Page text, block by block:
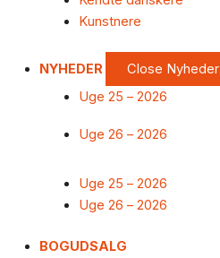
Kunstnere
NYHEDER Close Nyheder
Uge 25 – 2026
Uge 26 – 2026
Uge 25 – 2026
Uge 26 – 2026
BOGUDSALG